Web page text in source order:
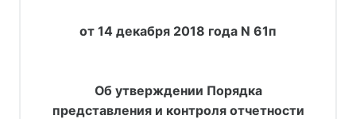
от 14 декабря 2018 года N 61п
Об утверждении Порядка
представления и контроля отчетности